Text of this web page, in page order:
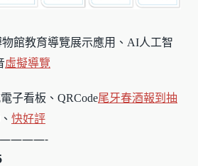
館教育導覽展示應用、AI人工智
虛擬導覽
子看板、QRCode尾牙春酒報到 抽
快好評